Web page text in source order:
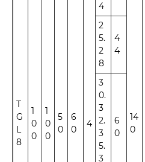
T
G
L
8
1
0
0
1
0
0
5
0
6
0
4
4
14
0
2
5.
2
8
4
4
3
0.
3
2.
3
5.
3
6
0